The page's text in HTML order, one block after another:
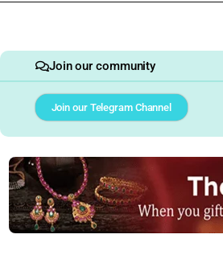
Join our community
Join our Telegram Channel